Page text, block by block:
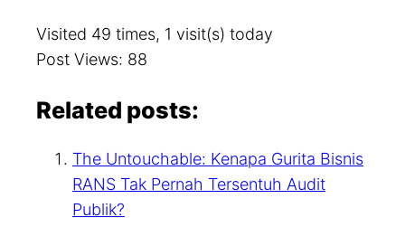
Visited 49 times, 1 visit(s) today
Post Views: 88
Related posts:
The Untouchable: Kenapa Gurita Bisnis
RANS Tak Pernah Tersentuh Audit
Publik?